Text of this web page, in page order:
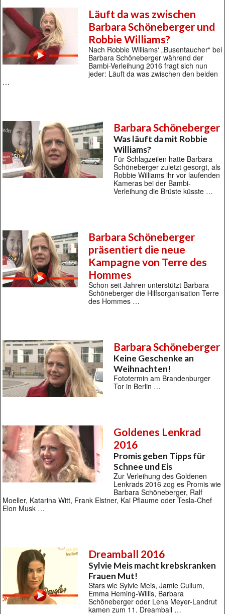
Läuft da was zwischen
Barbara Schöneberger und
Robbie Williams?
Nach Robbie Williams‘ „Busentaucher“ bei
Barbara Schöneberger während der
Bambi-Verleihung 2016 fragt sich nun
jeder: Läuft da was zwischen den beiden
…
Barbara Schöneberger
Was läuft da mit Robbie
Williams?
Für Schlagzeilen hatte Barbara
Schöneberger zuletzt gesorgt, als
Robbie Williams ihr vor laufenden
Kameras bei der Bambi-
Verleihung die Brüste küsste …
Barbara Schöneberger
präsentiert die neue
Kampagne von Terre des
Hommes
Schon seit Jahren unterstützt Barbara
Schöneberger die Hilfsorganisation Terre
des Hommes …
Barbara Schöneberger
Keine Geschenke an
Weihnachten!
Fototermin am Brandenburger
Tor in Berlin …
Goldenes Lenkrad
2016
Promis geben Tipps für
Schnee und Eis
Zur Verleihung des Goldenen
Lenkrads 2016 zog es Promis wie
Barbara Schöneberger, Ralf
Moeller, Katarina Witt, Frank Elstner, Kai Pflaume oder Tesla-Chef
Elon Musk …
Dreamball 2016
Sylvie Meis macht krebskranken
Frauen Mut!
Stars wie Sylvie Meis, Jamie Cullum,
Emma Heming-Willis, Barbara
Schöneberger oder Lena Meyer-Landrut
kamen zum 11. Dreamball …